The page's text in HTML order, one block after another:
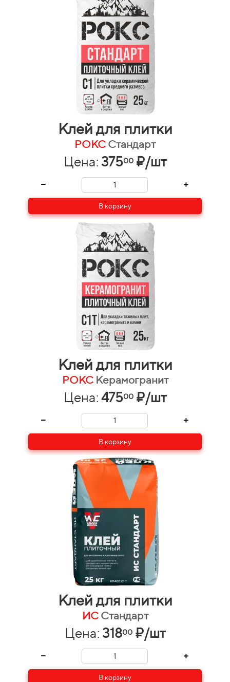
Клей для плитки
РОКС Стандарт
Цена:37500 ₽/шт
В корзину
Клей для плитки
РОКС Керамогранит
Цена:47500 ₽/шт
В корзину
Клей для плитки
ИС Стандарт
Цена:31800 ₽/шт
В корзину